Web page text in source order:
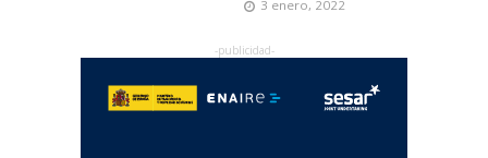
3 enero, 2022